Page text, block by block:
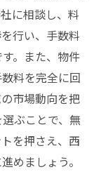
に相談し、料
行い、手数料
。また、物件
料を完全に回
市場動向を把
ぶことで、無
を押さえ、西
めましょう。